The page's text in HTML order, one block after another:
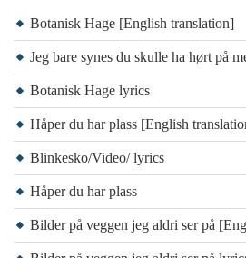
Du er en boks med sjokolade
Never ever know, what you gonna get
Du ba meg forsvinne og ble sint da jeg
Du er en levende nedtur
Jeg vet jeg óg veit godt å fucke opp en
Kveld
Men du er nærmest talentfull
Høyt oppe jeg fløy som Måken Jonathan
Botanisk Hage [English translation]
Jeg bare synes du skulle ha hørt på
Botanisk Hage lyrics
Håper du har plass [English
Blinkesko/Video/ lyrics
Håper du har plass
Bilder på veggen jeg aldri ser på